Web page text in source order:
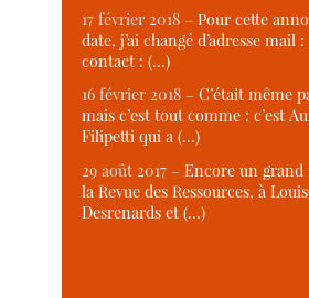
17 février 2018 –Pour cette
date, j’ai changé d’adresse mail :
contact : (…)
16 février 2018 –C’était même
mais c’est tout comme : c’est
Filipetti qui a (…)
29 août 2017 –Encore un grand
la Revue des Ressources, à
Desrenards et (…)